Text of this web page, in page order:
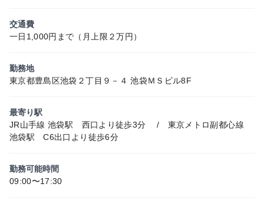
交通費
一日1,000円まで（月上限２万円）
勤務地
東京都豊島区池袋２丁目９－４ 池袋ＭＳビル8F
最寄り駅
JR山手線 池袋駅 西口より徒歩3分 / 東京メトロ副都心線
池袋駅 C6出口より徒歩6分
勤務可能時間
09:00〜17:30